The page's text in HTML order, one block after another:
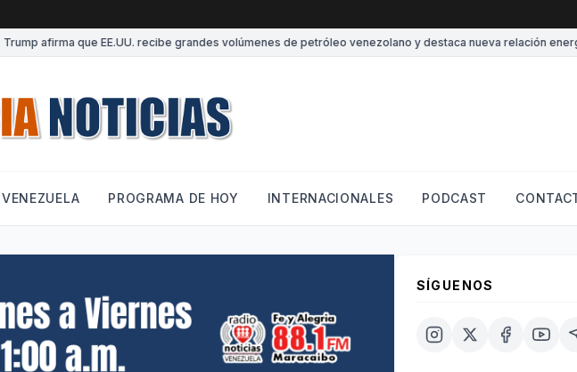
el diálogo con el chavismo • La izquierda venezolana se fisura frente a la cercanía con EEUU •
VENEZUELA PROGRAMA DE HOY INTERNACIONALES PODCAST
SÍGUENOS